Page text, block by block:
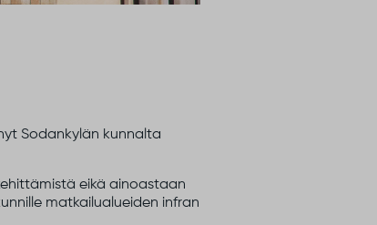
Sodankylän kunnalta
eikä ainoastaan
matkailualueiden infran